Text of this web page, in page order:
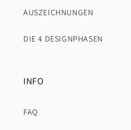
AUSZEICHNUNGEN
DIE 4 DESIGNPHASEN
INFO
FAQ